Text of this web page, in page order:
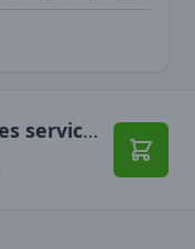
Blåkläder 7147 Dames service werkbroek denim stretch
In